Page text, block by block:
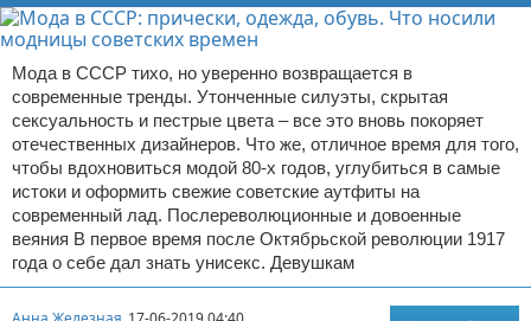
Мода в СССР тихо, но уверенно возвращается в
современные тренды. Утонченные силуэты, скрытая
сексуальность и пестрые цвета – все это вновь покоряет
отечественных дизайнеров. Что же, отличное время для того,
чтобы вдохновиться модой 80-х годов, углубиться в самые
истоки и оформить свежие советские аутфиты на
современный лад. Послереволюционные и довоенные
веяния В первое время после Октябрьской революции 1917
года о себе дал знать унисекс. Девушкам